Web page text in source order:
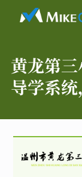
黄龙第三
导学系